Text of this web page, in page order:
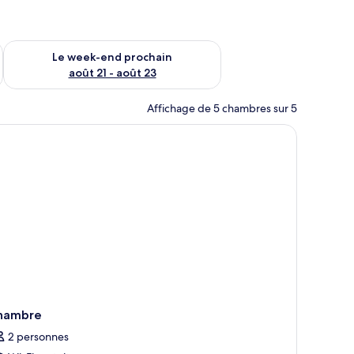
août 14 - août 16
Le week-end prochain
août 21 - août 23
Vérifier la disponibilité pour le week-end prochain août 21 -
Affichage de 5 chambres sur 5
pièce.
grand tableau au-dessus de la tête de lit et une table de chevet avec une
2 personnes